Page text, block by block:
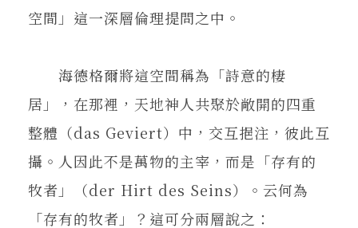
空間」這一深層倫理提問之中。
海德格爾將這空間稱為「詩意的棲
居」，在那裡，天地神人共聚於敞開的四重
整體（das Geviert）中，交互挹注，彼此互
攝。人因此不是萬物的主宰，而是「存有的
牧者」（der Hirt des Seins）。云何為
「存有的牧者」？這可分兩層說之：